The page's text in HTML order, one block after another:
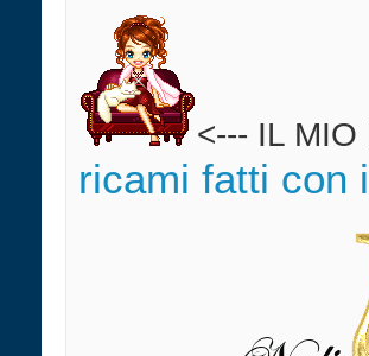
<--- IL MIO
ricami fatti con